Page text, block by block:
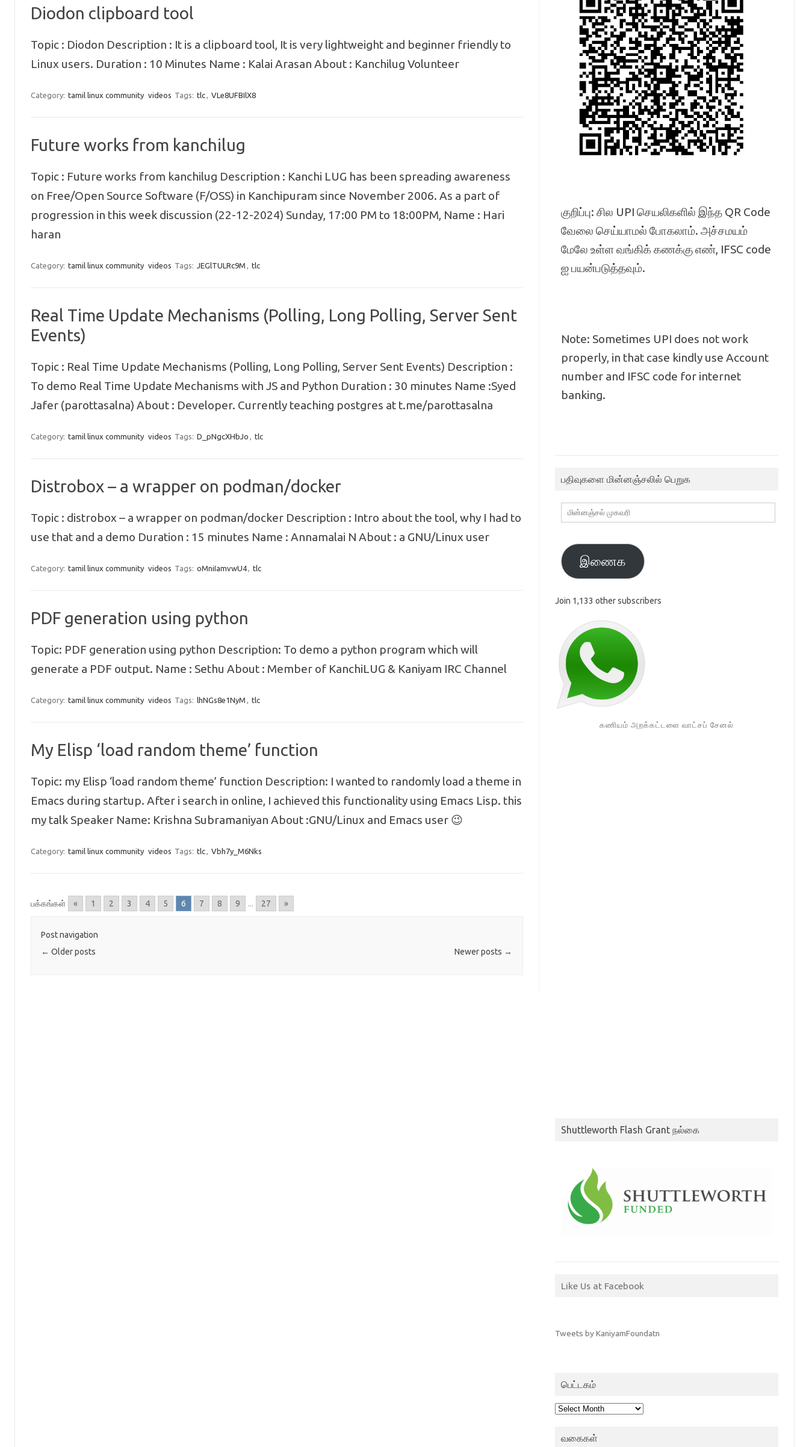
Diodon clipboard tool
Topic : Diodon Description : It is a clipboard tool, It is very lightweight and beginner friendly to
Linux users. Duration : 10 Minutes Name : Kalai Arasan About : Kanchilug Volunteer
Category: tamil linux community videos Tags: tlc, VLe8UFBIlX8
Future works from kanchilug
Topic : Future works from kanchilug Description : Kanchi LUG has been spreading awareness
on Free/Open Source Software (F/OSS) in Kanchipuram since November 2006. As a part of
progression in this week discussion (22-12-2024) Sunday, 17:00 PM to 18:00PM, Name : Hari
haran
Category: tamil linux community videos Tags: JEGlTULRc9M , tlc
Real Time Update Mechanisms (Polling, Long Polling, Server Sent
Events)
Topic : Real Time Update Mechanisms (Polling, Long Polling, Server Sent Events) Description :
To demo Real Time Update Mechanisms with JS and Python Duration : 30 minutes Name :Syed
Jafer (parottasalna) About : Developer. Currently teaching postgres at t.me/parottasalna
Category: tamil linux community videos Tags: D_pNgcXHbJo , tlc
Distrobox – a wrapper on podman/docker
Topic : distrobox – a wrapper on podman/docker Description : Intro about the tool, why I had to
use that and a demo Duration : 15 minutes Name : Annamalai N About : a GNU/Linux user
Category: tamil linux community videos Tags: oMniIamvwU4, tlc
PDF generation using python
Topic: PDF generation using python Description: To demo a python program which will
generate a PDF output. Name : Sethu About : Member of KanchiLUG & Kaniyam IRC Channel
Category: tamil linux community videos Tags: lhNGs8e1NyM , tlc
My Elisp ‘load random theme’ function
Topic: my Elisp ‘load random theme’ function Description: I wanted to randomly load a theme in
Emacs during startup. After i search in online, I achieved this functionality using Emacs Lisp. this
my talk Speaker Name: Krishna Subramaniyan About :GNU/Linux and Emacs user 😉
Category: tamil linux community videos Tags: tlc, Vbh7y_M6Nks
பக்கங்கள் « 1 2 3 4 5 6 7 8 9 ... 27 »
Post navigation
← Older posts Newer posts →
குறிப்பு: சில UPI செயலிகளில் இந்த QR Code
வேலை செய்யாமல் போகலாம். அச்சமயம்
மேலே உள்ள வங்கிக் கணக்கு எண், IFSC code
ஐ பயன்படுத்தவும்.
Note: Sometimes UPI does not work
properly, in that case kindly use Account
number and IFSC code for internet
banking.
பதிவுகளை மின்னஞ்சலில் பெறுக
மின்னஞ்சல்
முகவரி
இணைக
Join 1,133 other subscribers
கணியம் அறக்கட்டளை வாட்சப் சேனல்
Shuttleworth Flash Grant நல்கை
Like Us at Facebook
Tweets by KaniyamFoundatn
பெட்டகம்
பெட்டகம்
வகைகள்